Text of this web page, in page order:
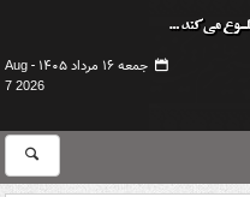
جمعه ۱۶ مرداد ۱۴۰۵ -
Aug
7 2026